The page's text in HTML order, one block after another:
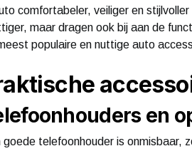
comfortabeler, veiliger en
maar dragen ook bij aan de
populaire en nuttige auto
en
goede telefoonhouder is onmisbaar,